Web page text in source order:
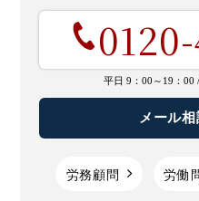
リスクアセスメントとは｜
化学物質のリスクアセスメ
リスクアセスメントにお
平日 9：00～19：00 /
メール
労務顧問 労働